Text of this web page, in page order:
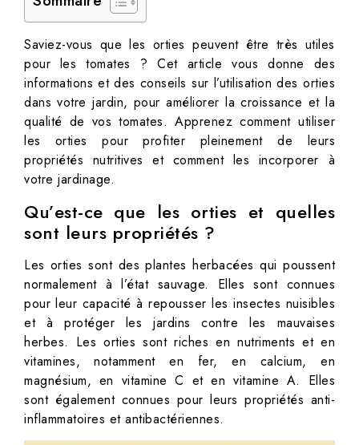
Saviez-vous que les orties peuvent être très utiles
pour les tomates ? Cet article vous donne des
informations et des conseils sur l’utilisation des orties
dans votre jardin, pour améliorer la croissance et la
qualité de vos tomates. Apprenez comment utiliser
les orties pour profiter pleinement de leurs
propriétés nutritives et comment les incorporer à
votre jardinage.
Qu’est-ce que les orties et quelles
sont leurs propriétés ?
Les orties sont des plantes herbacées qui poussent
normalement à l’état sauvage. Elles sont connues
pour leur capacité à repousser les insectes nuisibles
et à protéger les jardins contre les mauvaises
herbes. Les orties sont riches en nutriments et en
vitamines, notamment en fer, en calcium, en
magnésium, en vitamine C et en vitamine A. Elles
sont également connues pour leurs propriétés anti-
inflammatoires et antibactériennes.